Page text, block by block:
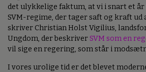
det ulykkelige faktum, at vi i snart et
SVM-regime, der tager saft og kraft
skriver Christian Holst Vigilius,
Ungdom, der beskriver SVM som en
vil sige en regering, som står i
I vores urolige tid er det blevet